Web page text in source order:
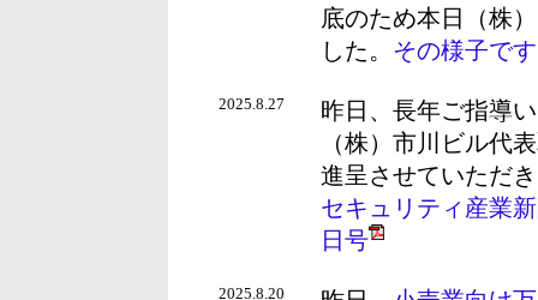
底のため本日（株
した。 その様子で
2025.8.27
昨日、長年ご指導
（株）市川ビル代
進呈させていただ
セキュリティ産業
日号
2025.8.20